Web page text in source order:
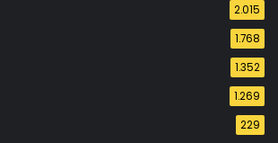
2.015
1.768
1.352
1.269
229